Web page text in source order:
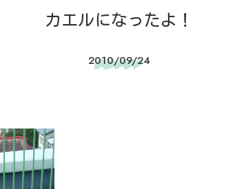
カエルになったよ！
2010/09/24